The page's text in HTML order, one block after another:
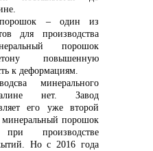
– один из
для производства
порошок
повышенную
к деформациям.
минерального
нет. Завод
его уже второй
минеральный порошок
производстве
Но с 2016 года